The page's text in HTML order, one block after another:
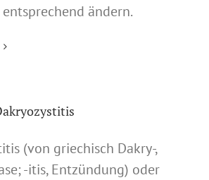
ändern.
(von griechisch Dakry-,
-itis, Entzündung) oder